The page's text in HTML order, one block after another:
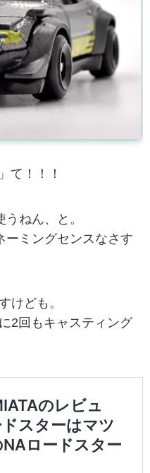
て！！！
ねん、と。
ーミングセンスなさす
けども。
2回もキャスティング